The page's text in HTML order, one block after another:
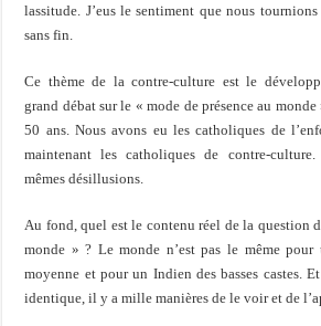
lassitude. J’eus le sentiment que nous
sans fin.
Ce thème de la contre-culture est le
grand débat sur le « mode de présence au
50 ans. Nous avons eu les catholiques de
maintenant les catholiques de contre-
mêmes désillusions.
Au fond, quel est le contenu réel de la question
monde » ? Le monde n’est pas le même pour
moyenne et pour un Indien des basses castes.
identique, il y a mille manières de le voir et de